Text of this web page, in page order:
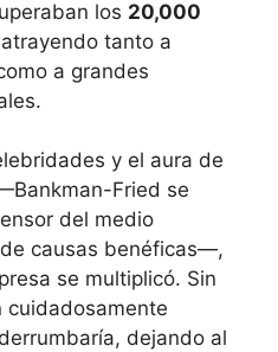
los 20,000
tanto a
a grandes
y el aura de
Fried se
del medio
causas benéficas—,
se multiplicó. Sin
cuidadosamente
dejando al